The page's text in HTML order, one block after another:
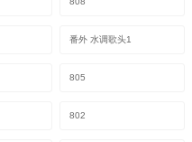
番外 水调歌头1
805
802